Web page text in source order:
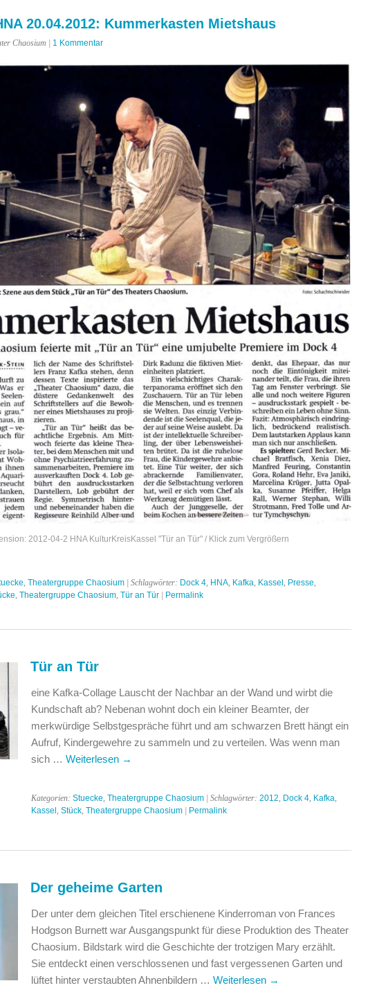
20.04.2012: Kummerkasten Mietshaus
Chaosium | 1 Kommentar
2012-04-2 HNA KulturKreisKassel "Tür an Tür" / Klick zum Vergrößern
, Theatergruppe Chaosium | Schlagwörter: Dock 4, HNA, Kafka, Kassel , Presse,
, Theatergruppe Chaosium, Tür an Tür Permalink
Tür an Tür
eine Kafka-Collage Lauscht der Nachbar an der Wand und wirbt die
Kundschaft ab? Nebenan wohnt doch ein kleiner Beamter, der
merkwürdige Selbstgespräche führt und am schwarzen Brett hängt ein
Aufruf, Kindergewehre zu sammeln und zu verteilen. Was wenn man
sich … Weiterlesen →
Kategorien: Stuecke, Theatergruppe Chaosium| Schlagwörter: 2012, Dock 4, Kafka,
Kassel , Stück, Theatergruppe Chaosium| Permalink
Der geheime Garten
Der unter dem gleichen Titel erschienene Kinderroman von Frances
Hodgson Burnett war Ausgangspunkt für diese Produktion des Theater
Chaosium. Bildstark wird die Geschichte der trotzigen Mary erzählt.
Sie entdeckt einen verschlossenen und fast vergessenen Garten und
lüftet hinter verstaubten Ahnenbildern … Weiterlesen →